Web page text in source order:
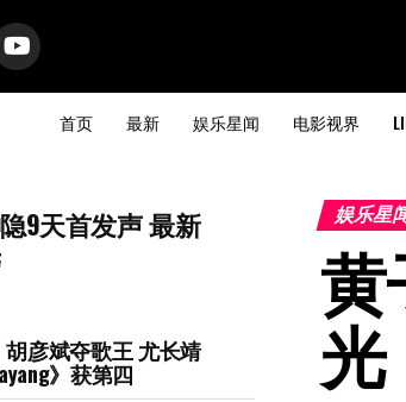
首页 最新 娱乐星闻 电影视界
9天首发声 最新
彦斌夺歌王 尤长靖
》获第四
娱乐星
光